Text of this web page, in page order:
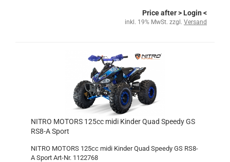
Price after> Login <
inkl. 19% MwSt. zzgl. Versand
NITRO MOTORS 125cc midi Kinder Quad Speedy GS
RS8-A Sport
NITRO MOTORS 125cc midi Kinder Quad Speedy GS RS8-
A Sport Art-Nr. 1122768